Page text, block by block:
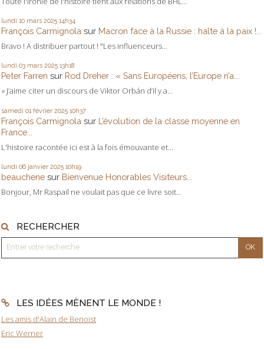
lundi 10 mars 2025 14h34
François Carmignola sur Macron face à la Russie : halte à la paix !...
Bravo ! A distribuer partout ! "Les influenceurs...
lundi 03 mars 2025 13h18
Peter Farren sur Rod Dreher : « Sans Européens, l’Europe n’a...
« J’aime citer un discours de Viktor Orbán d’il y a...
samedi 01 février 2025 10h37
François Carmignola sur L’évolution de la classe moyenne en
France...
L'histoire racontée ici est à la fois émouvante et...
lundi 06 janvier 2025 10h19
beauchene sur Bienvenue Honorables Visiteurs...
Bonjour, Mr Raspail ne voulait pas que ce livre soit...
RECHERCHER
LES IDÉES MÈNENT LE MONDE !
Les amis d'Alain de Benoist
Eric Werner